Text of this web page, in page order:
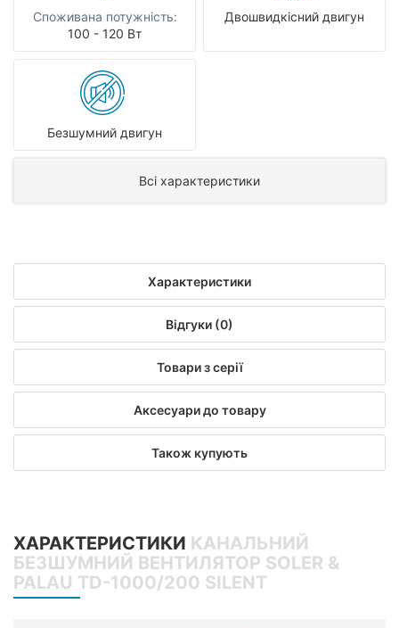
Споживана потужність:
100 - 120 Вт
Двошвидкісний двигун
Безшумний двигун
Всі характеристики
Характеристики
Відгуки (0)
Товари з серії
Аксесуари до товару
Також купують
ХАРАКТЕРИСТИКИ КАНАЛЬНИЙ
БЕЗШУМНИЙ ВЕНТИЛЯТОР SOLER &
PALAU TD-1000/200 SILENT